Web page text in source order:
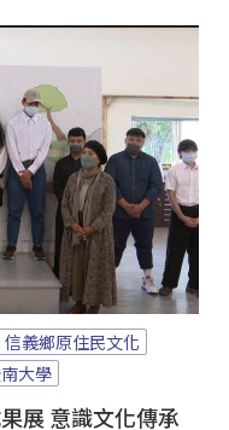
信義鄉原住民文化
大學
展 意識文化傳承